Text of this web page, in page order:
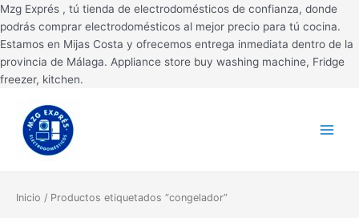
Mzg Exprés , tú tienda de electrodomésticos de confianza, donde
podrás comprar electrodomésticos al mejor precio para tú cocina.
Estamos en Mijas Costa y ofrecemos entrega inmediata dentro de la
provincia de Málaga. Appliance store buy washing machine, Fridge
freezer, kitchen.
Ir
al
contenido
Menu
Inicio / Productos etiquetados “congelador”